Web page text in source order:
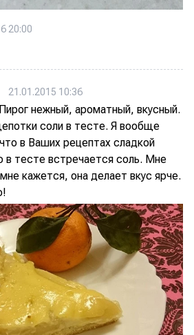
20:00
21.01.2015 10:36
нежный, ароматный, вкусный.
соли в тесте. Я вообще
в Ваших рецептах сладкой
в тесте встречается соль. Мне
кажется, она делает вкус ярче.